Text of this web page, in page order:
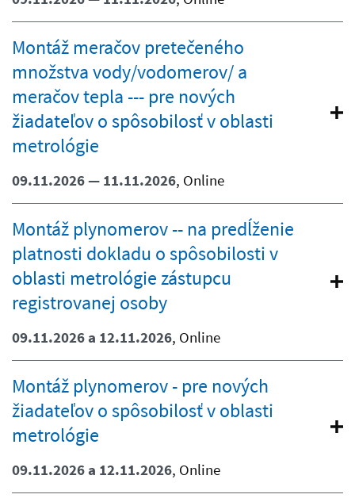
Montáž meračov pretečeného
množstva vody/vodomerov/ a
meračov tepla --- pre nových
žiadateľov o spôsobilosť v oblasti
metrológie
09.11.2026 — 11.11.2026, Online
Montáž plynomerov -- na predĺženie
platnosti dokladu o spôsobilosti v
oblasti metrológie zástupcu
registrovanej osoby
09.11.2026 a 12.11.2026, Online
Montáž plynomerov - pre nových
žiadateľov o spôsobilosť v oblasti
metrológie
09.11.2026 a 12.11.2026, Online